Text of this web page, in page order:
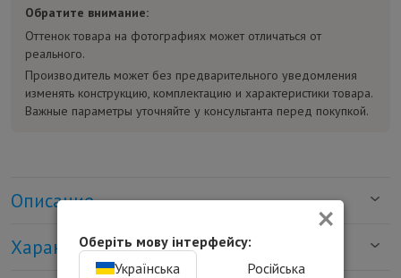
Обратите внимание:
Оттенок товара на фотографиях может отличаться от
реального.
Производитель может без предварительного уведомления
изменять конструкцию, комплектацию и характеристики товара.
Важные параметры уточняйте у консультанта перед покупкой.
Описание
Характеристики
×
Оберіть мову інтерфейсу:
Українська
Російська